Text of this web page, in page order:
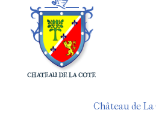
Château de